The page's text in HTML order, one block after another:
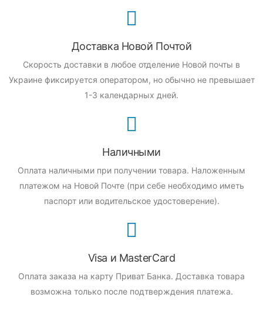
Доставка Новой Почтой
Скорость доставки в любое отделение Новой почты в
Украине фиксируется оператором, но обычно не превышает
1-3 календарных дней.
Наличными
Оплата наличными при получении товара. Наложенным
платежом на Новой Почте (при себе необходимо иметь
паспорт или водительское удостоверение).
Visa и MasterCard
Оплата заказа на карту Приват Банка. Доставка товара
возможна только после подтверждения платежа.